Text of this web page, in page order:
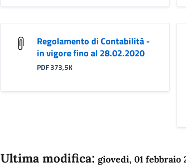
Regolamento di Contabilità -
in vigore fino al 28.02.2020
PDF 373,5K
Ultima modifica: giovedì, 01 febbraio